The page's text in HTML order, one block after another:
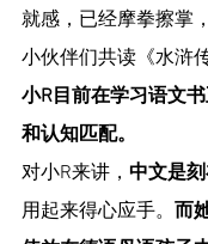
就感，已经摩拳擦掌
小伙伴们共读《水浒传
小R目前在学习语文
和认知匹配。
对小R来讲， 中文是
用起来得心应手。 而